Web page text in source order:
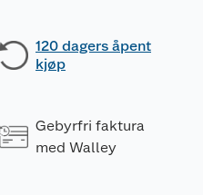
120 dagers åpent
kjøp
Gebyrfri faktura
med Walley